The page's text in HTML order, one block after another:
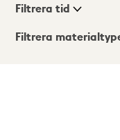
Visningsläge
Filtrera tid
Filtrera